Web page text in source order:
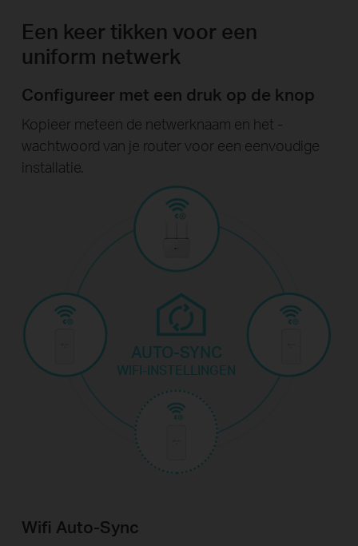
Een keer tikken voor een
uniform netwerk
Configureer met een druk op de knop
Kopieer meteen de netwerknaam en het -
wachtwoord van je router voor een eenvoudige
installatie.
AUTO-SYNC
WIFI-INSTELLINGEN
Wifi Auto-Sync